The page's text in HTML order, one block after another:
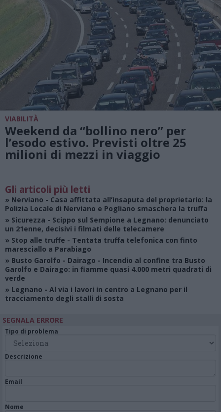
VIABILITÀ
Weekend da “bollino nero” per
l’esodo estivo. Previsti oltre 25
milioni di mezzi in viaggio
Gli articoli più letti
» Nerviano - Casa affittata all’insaputa del proprietario: la
Polizia Locale di Nerviano e Pogliano smaschera la truffa
» Sicurezza - Scippo sul Sempione a Legnano: denunciato
un 21enne, decisivi i filmati delle telecamere
» Stop alle truffe - Tentata truffa telefonica con finto
maresciallo a Parabiago
» Busto Garolfo - Dairago - Incendio al confine tra Busto
Garolfo e Dairago: in fiamme quasi 4.000 metri quadrati di
verde
» Legnano - Al via i lavori in centro a Legnano per il
tracciamento degli stalli di sosta
SEGNALA ERRORE
Tipo di problema
Descrizione
Email
Nome